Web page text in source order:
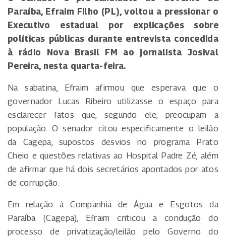
Paraíba, Efraim Filho (PL), voltou a pressionar o
Executivo estadual por explicações sobre
políticas públicas durante entrevista concedida
à rádio Nova Brasil FM ao jornalista Josival
Pereira, nesta quarta-feira.
Na sabatina, Efraim afirmou que esperava que o
governador Lucas Ribeiro utilizasse o espaço para
esclarecer fatos que, segundo ele, preocupam a
população. O senador citou especificamente o leilão
da Cagepa, supostos desvios no programa Prato
Cheio e questões relativas ao Hospital Padre Zé, além
de afirmar que há dois secretários apontados por atos
de corrupção.
Em relação à Companhia de Água e Esgotos da
Paraíba (Cagepa), Efraim criticou a condução do
processo de privatização/leilão pelo Governo do